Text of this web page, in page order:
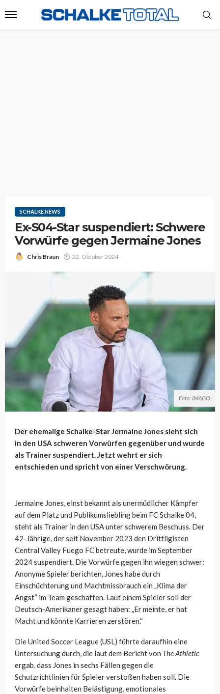
SCHALKE NEWS
Ex-S04-Star suspendiert: Schwere
Vorwürfe gegen Jermaine Jones
Chris Braun 22. Oktober 2024
Foto: IMAGO
Der ehemalige Schalke-Star Jermaine Jones sieht sich
in den USA schweren Vorwürfen gegenüber und wurde
als Trainer suspendiert. Jetzt wehrt er sich
entschieden und spricht von einer Verschwörung.
Jermaine Jones, einst bekannt als unermüdlicher Kämpfer
auf dem Platz und Publikumsliebling beim FC Schalke 04,
steht als Trainer in den USA unter schwerem Beschuss. Der
42-Jährige, der seit November 2023 den Drittligisten
Central Valley Fuego FC betreute, wurde im September
2024 suspendiert. Die Vorwürfe gegen ihn wiegen schwer:
Anonyme Spieler berichten, Jones habe durch
Einschüchterung und Machtmissbrauch ein „Klima der
Angst“ im Team geschaffen. Laut einem Spieler soll der
Deutsch-Amerikaner gesagt haben: „Er meinte, er hat
Macht und könnte Karrieren zerstören.“
Die United Soccer League (USL) führte daraufhin eine
Untersuchung durch, die laut dem Bericht von The Athletic
ergab, dass Jones in sechs Fällen gegen die
Schutzrichtlinien für Spieler verstoßen haben soll. Die
Vorwürfe beinhalten Belästigung, emotionales